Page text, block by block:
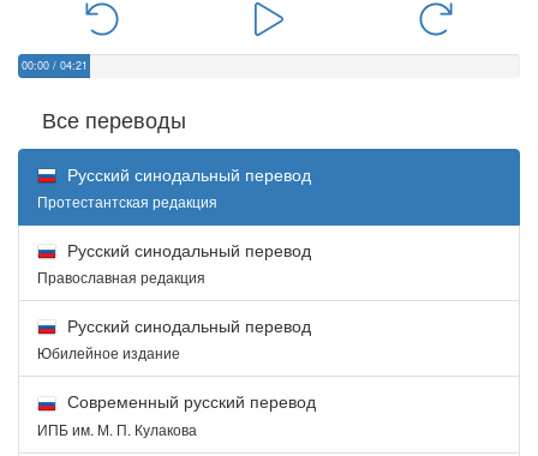
00:00 / 04:21
Все переводы
Русский синодальный перевод
Протестантская редакция
Русский синодальный перевод
Православная редакция
Русский синодальный перевод
Юбилейное издание
Современный русский перевод
ИПБ им. М. П. Кулакова